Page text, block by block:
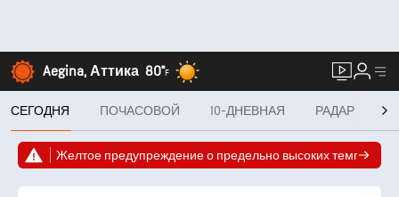
Aegina, Аттика 80°F
СЕГОДНЯ ПОЧАСОВОЙ 10-ДНЕВНАЯ РАДАР
Желтое предупреждение о предельно высоких